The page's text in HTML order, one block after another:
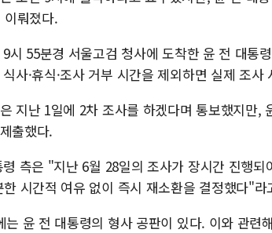
뤄졌다.
시 55분경 서울고검 청사에 도착한 윤 전 대통
사·휴식·조사 거부 시간을 제외하면 실제 조
지난 1일에 2차 조사를 하겠다며 통보했지만,
출했다.
측은 "지난 6월 28일의 조사가 장시간 진행
한 시간적 여유 없이 즉시 재소환을 결정했다"
는 윤 전 대통령의 형사 공판이 있다. 이와 관련